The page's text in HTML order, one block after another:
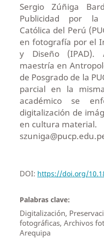
Sergio Zúñiga
Publicidad por la
Católica del Perú
en fotografía por el
y Diseño (IPAD).
maestría en
de Posgrado de la
parcial en la
académico se
digitalización de
en cultura material.
DOI: https://doi.org/
Palabras clave:
Digitalización,
fotográficas, Archivos
Arequipa